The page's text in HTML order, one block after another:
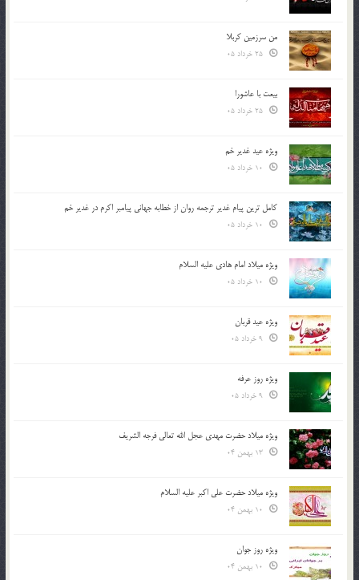
من سرزمین کربلا
بیعت با عاشورا
ویژه عید غدیر خم
کامل ترین پیام غدیر ترجمه روان از خطابه جهانی پیامبر اکرم در غدیر خم
ویژه میلاد امام هادی علیه السلام
ویژه عید قربان
ویژه روز عرفه
ویژه میلاد حضرت مهدی عجل الله تعالی فرجه الشريف
ویژه میلاد حضرت علی اکبر علیه السلام
ویژه روز جوان